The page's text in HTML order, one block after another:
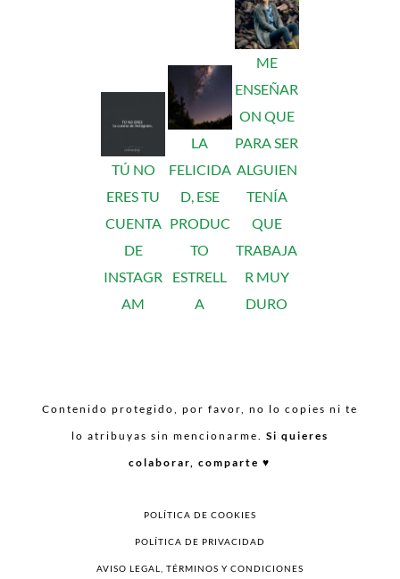
TÚ NO
ERES TU
CUENTA
DE
INSTAGR
AM
LA
FELICIDA
D, ESE
PRODUC
TO
ESTRELL
A
ME
ENSEÑAR
ON QUE
PARA SER
ALGUIEN
TENÍA
QUE
TRABAJA
R MUY
DURO
Contenido protegido, por favor, no lo copies ni te
lo atribuyas sin mencionarme. Si quieres
colaborar, comparte ♥︎
POLÍTICA DE COOKIES
POLÍTICA DE PRIVACIDAD
AVISO LEGAL, TÉRMINOS Y CONDICIONES